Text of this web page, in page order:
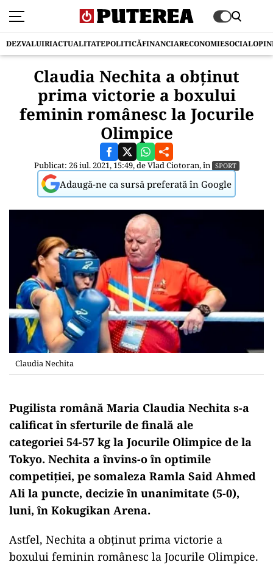
DEZVALUIRIACTUALITATEPOLITICĂFINANCIARECONOMIESOCIAL
Claudia Nechita a obținut
prima victorie a boxului
feminin românesc la Jocurile
Olimpice
Publicat: 26 iul. 2021, 15:49, deVlad Ciotoran, în SPORT
Adaugă-ne ca sursă preferată în Google
Claudia Nechita
Pugilista română Maria Claudia Nechita s-a
calificat în sferturile de finală ale
categoriei 54-57 kg la Jocurile Olimpice de la
Tokyo. Nechita a învins-o în optimile
competiției, pe somaleza Ramla Said Ahmed
Ali la puncte, decizie în unanimitate (5-0),
luni, în Kokugikan Arena.
Astfel, Nechita a obținut prima victorie a
boxului feminin românesc la Jocurile Olimpice.